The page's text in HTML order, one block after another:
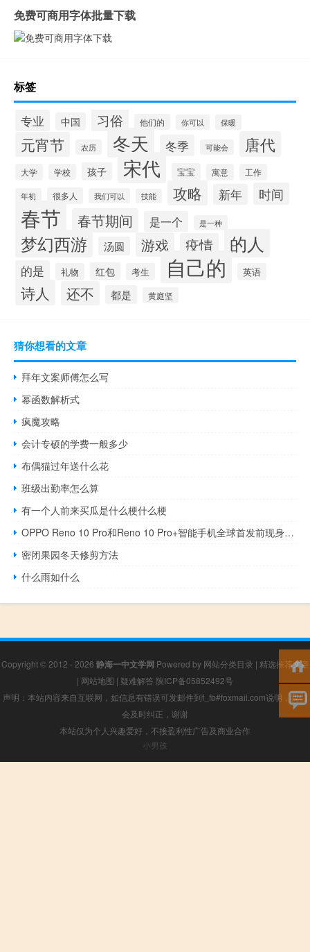
免费可商用字体批量下载
标签
专业 中国 习俗 他们的 你可以 保暖
元宵节 农历 冬天 冬季 可能会 唐代
大学 学校 孩子 宋代 宝宝 寓意 工作
年初 很多人 我们可以 技能 攻略 新年 时间
春节 春节期间 是一个 是一种
梦幻西游 汤圆 游戏 疫情 的人
的是 礼物 红包 考生 自己的 英语
诗人 还不 都是 黄庭坚
猜你想看的文章
拜年文案师傅怎么写
幂函数解析式
疯魔攻略
会计专硕的学费一般多少
布偶猫过年送什么花
班级出勤率怎么算
有一个人前来买瓜是什么梗什么梗
OPPO Reno 10 Pro和Reno 10 Pro+智能手机全球首发前现身Geekbench
密闭果园冬天修剪方法
什么雨如什么
Copyright © 2012 - 2026 静海一中文学网 Powered by 网站分类目录 | 精选推荐文章
| 网站地图 | 疑难解答 陕ICP备05852492号
声明：本站内容来自互联网，如信息有错误可发邮件到f_fb#foxmail.com说明，我们
会及时纠正，谢谢
本站仅为个人兴趣爱好，不接盈利性广告及商业合作
小男孩